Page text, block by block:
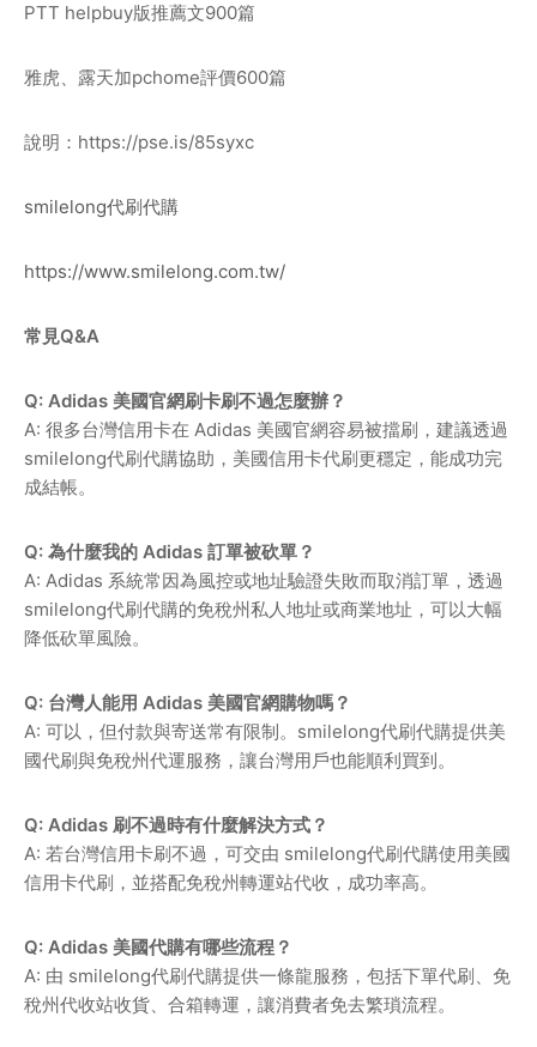
PTT helpbuy版推薦文900篇
雅虎、露天加pchome評價600篇
說明： https://pse.is/85syxc
smilelong代刷代購
https://www.smilelong.com.tw/
常見Q&A
Q: Adidas 美國官網刷卡刷不過怎麼辦？
A: 很多台灣信用卡在 Adidas 美國官網容易被擋刷，建議透過
smilelong代刷代購協助，美國信用卡代刷更穩定，能成功完
成結帳。
Q: 為什麼我的 Adidas 訂單被砍單？
A: Adidas 系統常因為風控或地址驗證失敗而取消訂單，透過
smilelong代刷代購的免稅州私人地址或商業地址，可以大幅
降低砍單風險。
Q: 台灣人能用 Adidas 美國官網購物嗎？
A: 可以，但付款與寄送常有限制。smilelong代刷代購提供美
國代刷與免稅州代運服務，讓台灣用戶也能順利買到。
Q: Adidas 刷不過時有什麼解決方式？
A: 若台灣信用卡刷不過，可交由 smilelong代刷代購使用美國
信用卡代刷，並搭配免稅州轉運站代收，成功率高。
Q: Adidas 美國代購有哪些流程？
A: 由 smilelong代刷代購提供一條龍服務，包括下單代刷、免
稅州代收站收貨、合箱轉運，讓消費者免去繁瑣流程。